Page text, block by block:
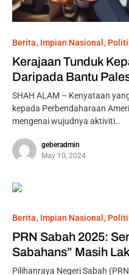
Berita Impian Nasional
Kerajaan Tunduk
Daripada Bantu
SHAH ALAM – Kenyataan
kepada Perbendaharaan
mengenai wujudnya aktiviti…
geberadmin
May 10, 2024
Berita Impian Nasional
PRN Sabah 2025:
Sabahans” Masih
Pilihanraya Negeri Sabah